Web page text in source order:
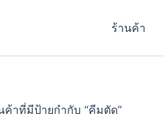
ร้านค้า
ค้าที่มีป้ายกำกับ “คีมตัด”